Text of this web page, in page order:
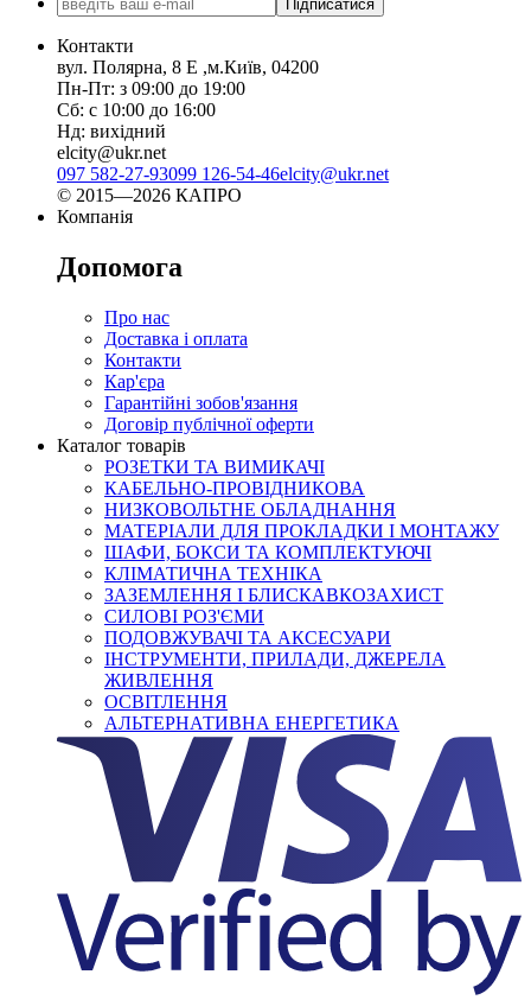
Підписатися
Контакти
вул. Полярна, 8 Е ,м.Київ, 04200
Пн-Пт: з 09:00 до 19:00
Сб: с 10:00 до 16:00
Нд: вихідний
elcity@ukr.net
097 582-27-93099 126-54-46elcity@ukr.net
© 2015—2026 КАПРО
Компанія
Допомога
Про нас
Доставка і оплата
Контакти
Кар'єра
Гарантійні зобов'язання
Договір публічної оферти
Каталог товарів
РОЗЕТКИ ТА ВИМИКАЧІ
КАБЕЛЬНО-ПРОВІДНИКОВА
НИЗКОВОЛЬТНЕ ОБЛАДНАННЯ
МАТЕРІАЛИ ДЛЯ ПРОКЛАДКИ І МОНТАЖУ
ШАФИ, БОКСИ ТА КОМПЛЕКТУЮЧІ
КЛІМАТИЧНА ТЕХНІКА
ЗАЗЕМЛЕННЯ І БЛИСКАВКОЗАХИСТ
СИЛОВІ РОЗ'ЄМИ
ПОДОВЖУВАЧІ ТА АКСЕСУАРИ
ІНСТРУМЕНТИ, ПРИЛАДИ, ДЖЕРЕЛА
ЖИВЛЕННЯ
ОСВІТЛЕННЯ
АЛЬТЕРНАТИВНА ЕНЕРГЕТИКА